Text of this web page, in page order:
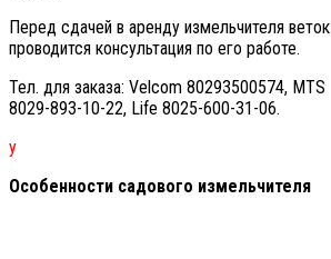
Перед сдачей в аренду измельчителя веток
проводится консультация по его работе.
Тел. для заказа: Velcom 80293500574, MTS
8029-893-10-22, Life 8025-600-31-06.
у
Особенности садового измельчителя